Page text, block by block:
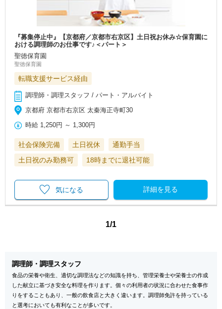
『募集停止中』【京都府／京都市右京区】土日祝お休み☆保育園に
おける調理師のお仕事です♪＜パート＞
聖徳保育園
聖徳保育園
転職支援サービス経由
調理師・調理スタッフ / パート・アルバイト
京都府 京都市右京区 太秦海正寺町30
時給 1,250円 ～ 1,300円
社会保険完備 土日祝休
通勤手当
土日祝のみ勤務可
18時までに退社可能
詳細を見る
気になる
1/1
調理師・調理スタッフ
食品の栄養や衛生、適切な調理法などの知識を持ち、管理栄養士や栄養士の作成
した献立に基づき安全な料理を作ります。個々の利用者の状況に合わせた食事作
りをすることもあり、一般の飲食店と大きく違います。調理師免許を持っている
と選考においても有利なことが多いです。